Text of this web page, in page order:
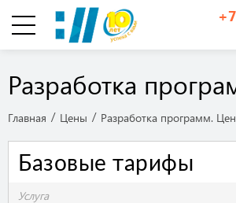
Разработка
Главная Цены Разработка программ.
Базовые тарифы
Услуга